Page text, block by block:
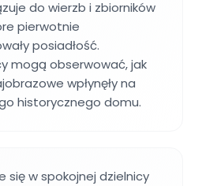
do wierzb i zbiorników
pierwotnie
posiadłość.
mogą obserwować, jak
wpłynęły na
historycznego domu.
się w spokojnej dzielnicy